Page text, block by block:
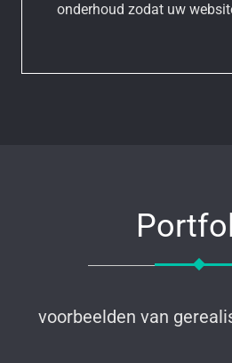
onderhoud zodat uw
voorbeelden van